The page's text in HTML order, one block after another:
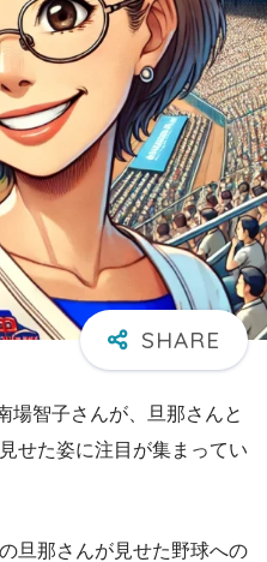
場智子さんが、旦那さんと
せた姿に注目が集まってい
旦那さんが見せた野球への